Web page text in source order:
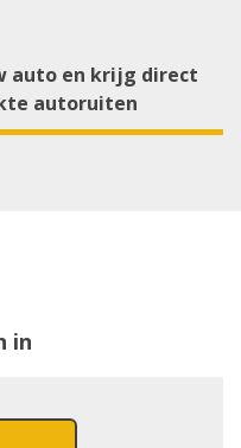
auto en krijg direct
autoruiten
in